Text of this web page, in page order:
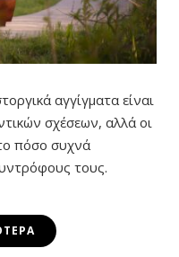
αγγίγματα είναι
σχέσεων, αλλά οι
πόσο συχνά
τους.